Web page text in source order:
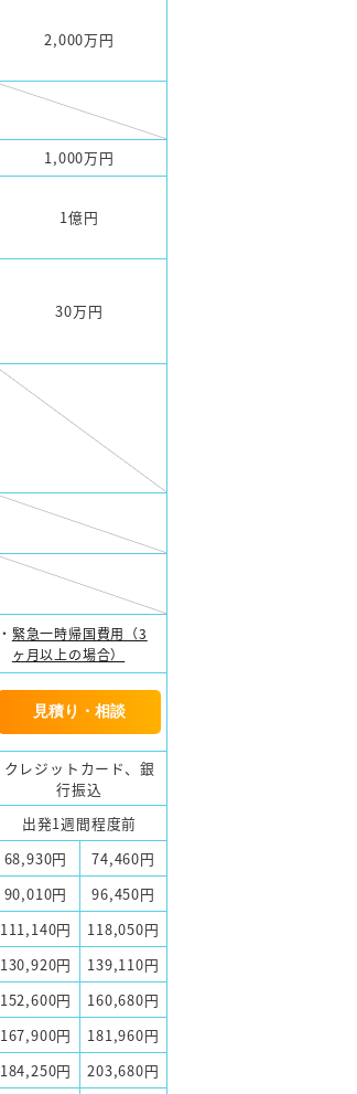
2,000万円
1,000万円
1億円
30万円
緊急一時帰国費用（3
ヶ月以上の場合）
見積り・相談
クレジットカード、銀
行振込
出発1週間程度前
68,930円 74,460円
90,010円 96,450円
111,140円 118,050円
130,920円 139,110円
152,600円 160,680円
167,900円 181,960円
184,250円 203,680円